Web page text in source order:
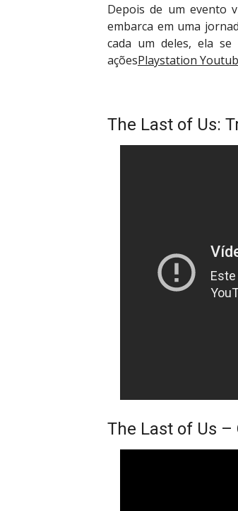
Depois de um evento
embarca em uma
cada um deles, ela
açõesPlaystation
The Last of Us:
The Last of Us –